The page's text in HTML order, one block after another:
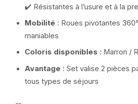
✔️ Résistantes à l’usure et à la
Mobilité : Roues pivotantes
maniables
Coloris disponibles : Marron /
Avantage : Set valise 2 pièces
tous types de séjours